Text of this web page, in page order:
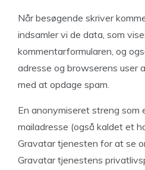
Når besøgende skriver
indsamler vi de data, som
kommentarformularen, og
adresse og browserens user
med at opdage spam.
En anonymiseret streng som
mailadresse (også kaldet et
Gravatar tjenesten for at se
Gravatar tjenestens